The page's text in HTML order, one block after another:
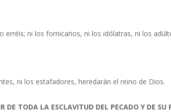
erréis; ni los fornicarios, ni los idólatras, ni los
ni los estafadores, heredarán el reino de Dios.
DE TODA LA ESCLAVITUD DEL PECADO Y DE SU